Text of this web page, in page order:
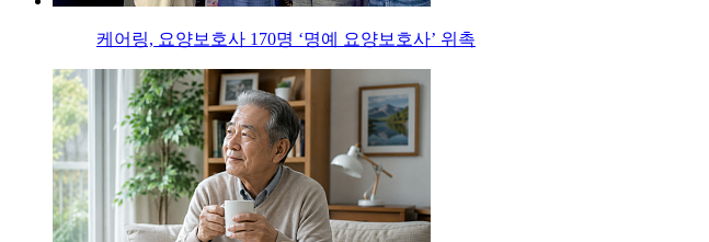
케어링, 요양보호사 170명 ‘명예 요양보호사’ 위촉